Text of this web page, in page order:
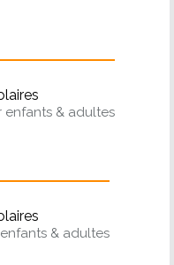
enfants & adultes
& adultes